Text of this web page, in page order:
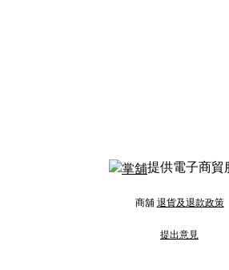
提供電子商貿
商舖 退貨及退款政策
提出意見